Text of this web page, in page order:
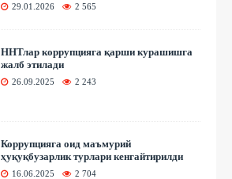
29.01.2026 2 565
ННТлар коррупцияга қарши курашишга
жалб этилади
26.09.2025 2 243
Коррупцияга оид маъмурий
ҳуқуқбузарлик турлари кенгайтирилди
16.06.2025 2 704